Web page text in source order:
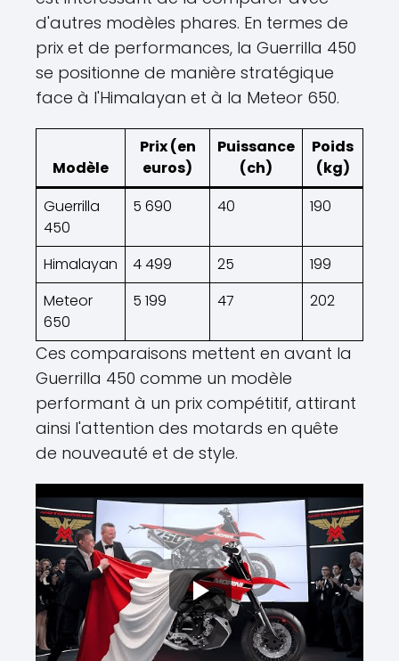
d'autres modèles phares. En termes de
prix et de performances, la Guerrilla 450
se positionne de manière stratégique
face à l'Himalayan et à la Meteor 650.
Modèle
Prix (en
euros)
Puissance
(ch)
Poids
(kg)
Guerrilla
450
5 690 40 190
Himalayan 4 499 25
199
Meteor
650
5 199 47 202
Ces comparaisons mettent en avant la
Guerrilla 450 comme un modèle
performant à un prix compétitif, attirant
ainsi l'attention des motards en quête
de nouveauté et de style.